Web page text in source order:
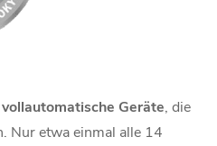
vollautomatische Geräte, die
Nur etwa einmal alle 14